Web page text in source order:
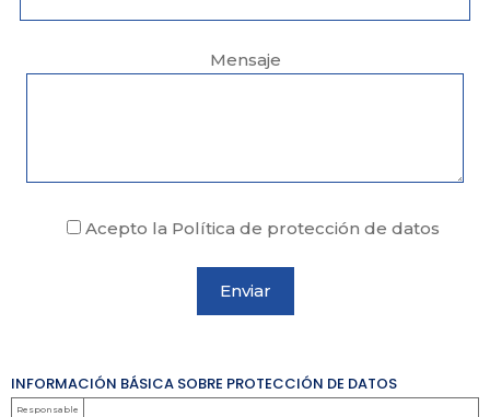
Mensaje
Acepto la Política de protección de datos
INFORMACIÓN BÁSICA SOBRE PROTECCIÓN DE DATOS
Responsable